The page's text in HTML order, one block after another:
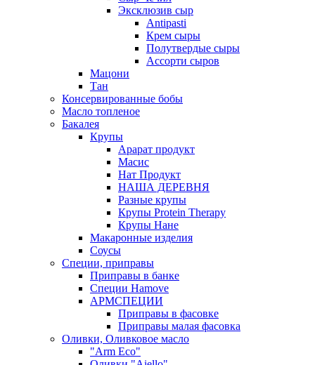
Эксклюзив сыр
Antipasti
Крем сыры
Полутвердые сыры
Ассорти сыров
Мацони
Тан
Консервированные бобы
Масло топленое
Бакалея
Крупы
Арарат продукт
Масис
Нат Продукт
НАША ДЕРЕВНЯ
Разные крупы
Крупы Protein Therapy
Крупы Нане
Макаронные изделия
Соусы
Специи, приправы
Приправы в банке
Специи Hamove
АРМСПЕЦИИ
Приправы в фасовке
Приправы малая фасовка
Оливки, Оливковое масло
"Arm Eco"